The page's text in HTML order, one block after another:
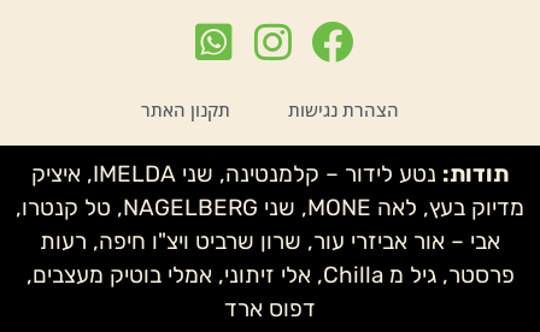
הצהרת נגישות תקנון האתר
תודות:
נטע לידור – קלמנטינה, שני IMELDA, איציק
מדיוק בעץ, לאה MONE, שני NAGELBERG, טל קנטרו,
אבי – אור אביזרי עור, שרון שרביט ויצ"ו חיפה, רעות
פרסטר, גיל מ Chilla, אלי זיתוני, אמלי בוטיק מעצבים,
דפוס ארד